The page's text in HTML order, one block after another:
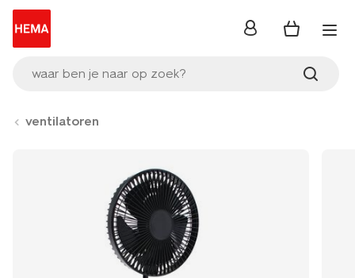
waar ben je naar op zoek?
inloggen
ventilatoren